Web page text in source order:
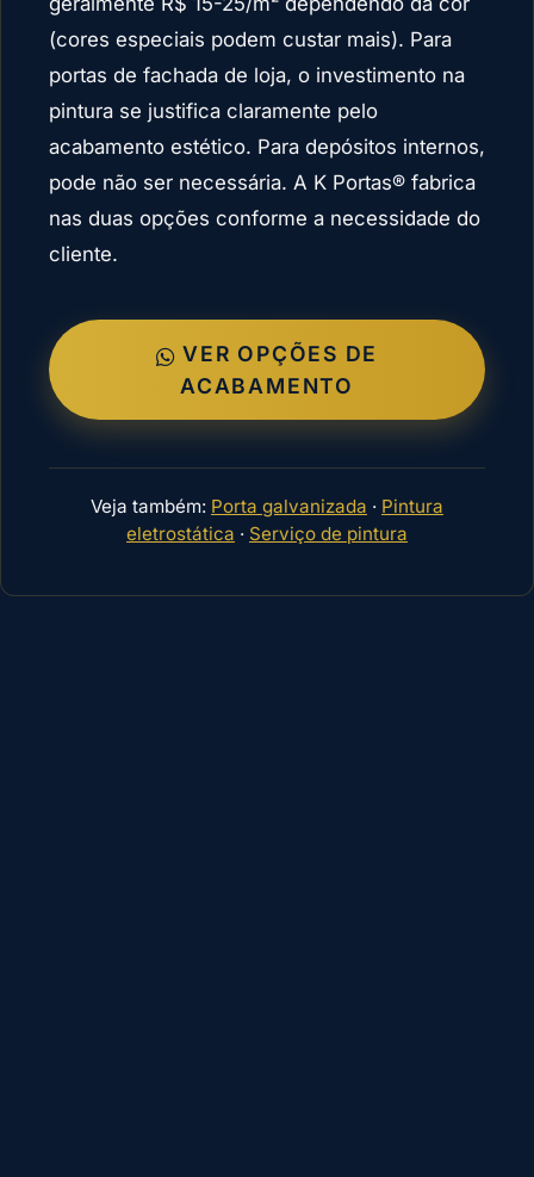
(cores especiais podem custar mais). Para
portas de fachada de loja, o investimento na
pintura se justifica claramente pelo
acabamento estético. Para depósitos internos,
pode não ser necessária. A K Portas® fabrica
nas duas opções conforme a necessidade do
cliente.
VER OPÇÕES DE
ACABAMENTO
Veja também: Porta galvanizada · Pintura
eletrostática · Serviço de pintura